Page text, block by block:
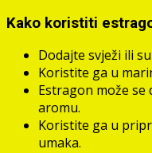
Kako koristiti
Dodajte svježi ili
Koristite ga u
Estragon može se
aromu.
Koristite ga u
umaka.